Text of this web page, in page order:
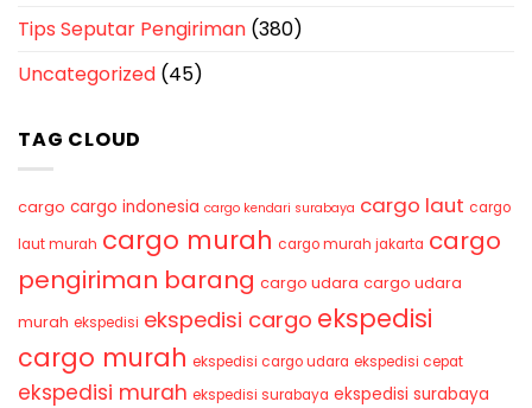
Tips Seputar Pengiriman (380)
Uncategorized (45)
TAG CLOUD
cargo cargo indonesia cargo kendari surabaya cargo laut cargo
laut murah cargo murah cargo murah jakarta cargo
pengiriman barang cargo udara cargo udara
murah ekspedisi ekspedisi cargo ekspedisi
cargo murah ekspedisi cargo udara ekspedisi cepat
ekspedisi murah ekspedisi surabaya ekspedisi surabaya